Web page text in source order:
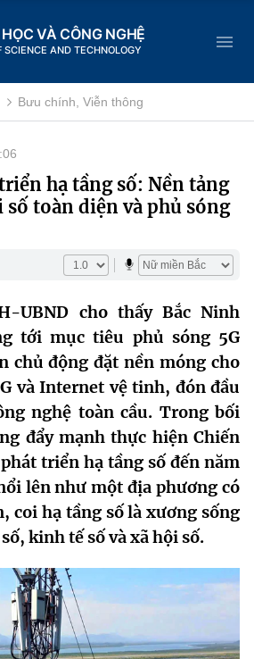
VÀ CÔNG NGHỆ
SCIENCE AND TECHNOLOGY
nghệ
nghệ
tử
hành
về dự thảo VBQPPL
nghệ
Bưu chính, Viễn thông
hạ tầng số: Nền tảng
số toàn diện và phủ sóng
UBND cho thấy Bắc Ninh
tới mục tiêu phủ sóng 5G
chủ động đặt nền móng cho
và Internet vệ tinh, đón đầu
nghệ toàn cầu. Trong bối
đẩy mạnh thực hiện Chiến
triển hạ tầng số đến năm
lên như một địa phương có
coi hạ tầng số là xương sống
kinh tế số và xã hội số.